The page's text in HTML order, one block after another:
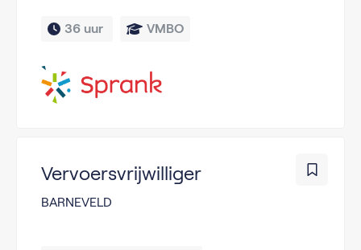
36 uur VMBO
Vervoersvrijwilliger
BARNEVELD